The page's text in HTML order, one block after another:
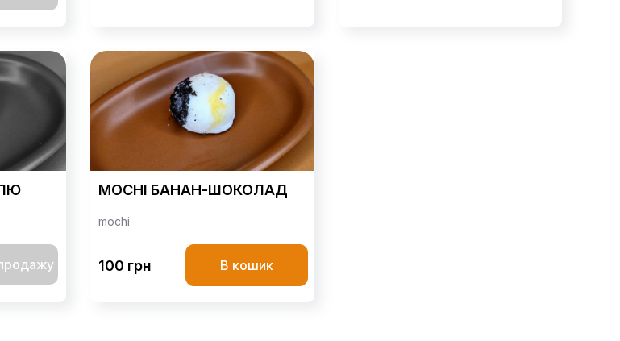
MOCHI БАНАН-ШОКОЛАД
mochi
100 грн В кошик